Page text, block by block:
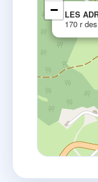
LES
170 r
−